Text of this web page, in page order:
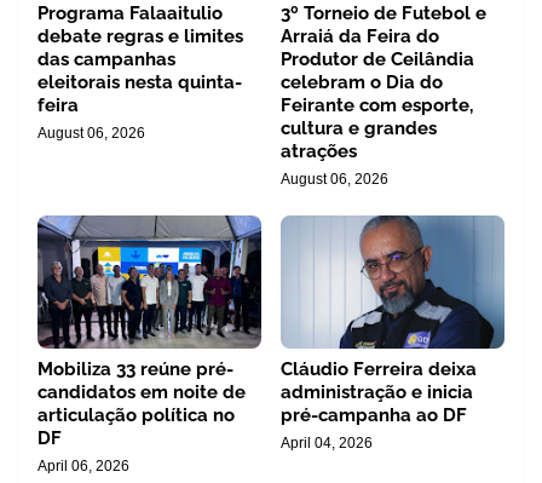
Programa Falaaitulio
debate regras e limites
das campanhas
eleitorais nesta quinta-
feira
August 06, 2026
3º Torneio de Futebol e
Arraiá da Feira do
Produtor de Ceilândia
celebram o Dia do
Feirante com esporte,
cultura e grandes
atrações
August 06, 2026
Mobiliza 33 reúne pré-
candidatos em noite de
articulação política no
DF
April 06, 2026
Cláudio Ferreira deixa
administração e inicia
pré-campanha ao DF
April 04, 2026